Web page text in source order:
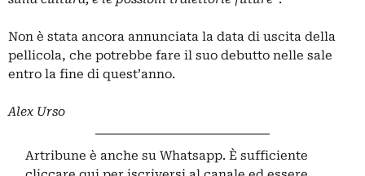
Non è stata ancora annunciata la data di uscita della
pellicola, che potrebbe fare il suo debutto nelle sale
entro la fine di quest’anno.
Alex Urso
Artribune è anche su Whatsapp. È sufficiente